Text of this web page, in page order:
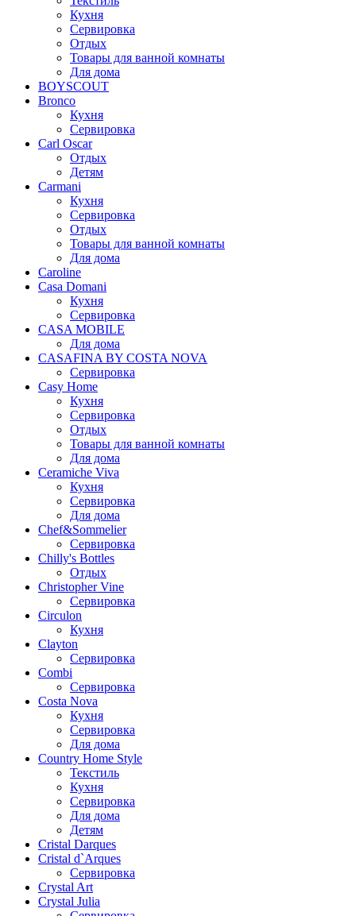
Кухня
Сервировка
Отдых
Товары для ванной комнаты
Для дома
BOYSCOUT
Bronco
Кухня
Сервировка
Carl Oscar
Отдых
Детям
Carmani
Кухня
Сервировка
Отдых
Товары для ванной комнаты
Для дома
Caroline
Casa Domani
Кухня
Сервировка
CASA MOBILE
Для дома
CASAFINA BY COSTA NOVA
Сервировка
Casy Home
Кухня
Сервировка
Отдых
Товары для ванной комнаты
Для дома
Ceramiche Viva
Кухня
Сервировка
Для дома
Chef&Sommelier
Сервировка
Chilly's Bottles
Отдых
Christopher Vine
Сервировка
Circulon
Кухня
Clayton
Сервировка
Combi
Сервировка
Costa Nova
Кухня
Сервировка
Для дома
Country Home Style
Текстиль
Кухня
Сервировка
Для дома
Детям
Cristal Darques
Cristal d`Arques
Сервировка
Crystal Art
Crystal Julia